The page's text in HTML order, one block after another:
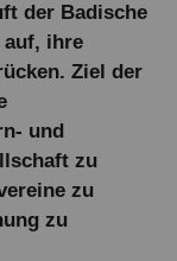
der Badische
auf, ihre
Ziel der
und
zu
zu
zu